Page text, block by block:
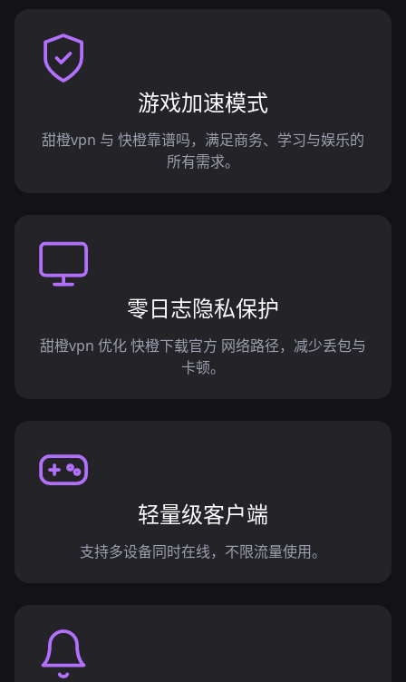
游戏加速模式
甜橙vpn 与 快橙靠谱吗，满足商务、学习与娱乐的
所有需求。
零日志隐私保护
甜橙vpn 优化 快橙下载官方 网络路径，减少丢包与
卡顿。
轻量级客户端
支持多设备同时在线，不限流量使用。